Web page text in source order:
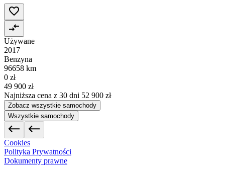
Używane
2017
Benzyna
96658 km
0 zł
49 900 zł
Najniższa cena z 30 dni 52 900 zł
Zobacz wszystkie samochody
Wszystkie samochody
Cookies
Polityka Prywatności
Dokumenty prawne